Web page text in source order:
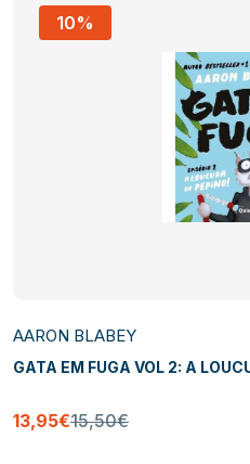
10%
AARON BLABEY
GATA EM FUGA VOL 2: A
13,95€15,50€